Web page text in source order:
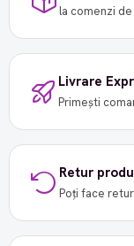
la comenzi
Livrare
Primești
Retur
Poți face